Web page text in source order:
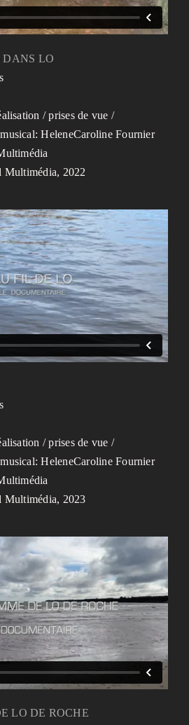
DANS LO
/ prises de vue /
HeleneCaroline Fournier
2022
/ prises de vue /
HeleneCaroline Fournier
Multimédia, 2023
LO DE ROCHE